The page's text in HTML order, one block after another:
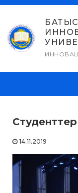
Skip
content
БАТЫС
14.11.2019